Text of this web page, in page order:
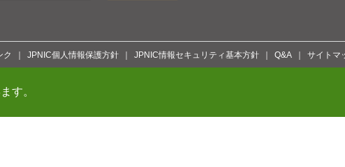
す。
ク JPNIC個人情報保護方針 JPNIC情報セキュリティ基本方針 Q&A サイトマ